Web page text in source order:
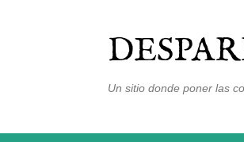
Un sitio donde poner las